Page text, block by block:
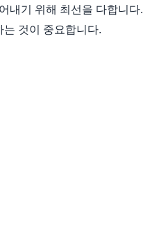
내기 위해 최선을 다합니다.
것이 중요합니다.